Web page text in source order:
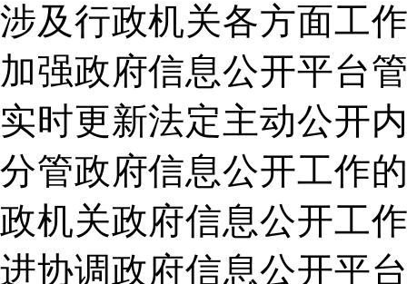
涉及行政机关各方面工
加强政府信息公开平台
实时更新法定主动公开
分管政府信息公开工作
政机关政府信息公开工
进协调政府信息公开平